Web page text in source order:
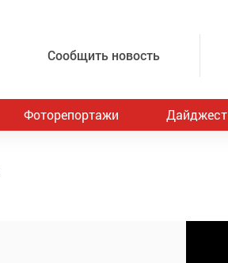
Сообщить новость
Фоторепортажи Дайджест